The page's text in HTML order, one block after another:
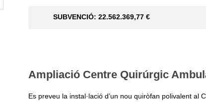
SUBVENCIÓ: 22.562.369,77 €
Ampliació Centre Quirúrgic
Es preveu la instal·lació d’un nou quiròfan polivalent al